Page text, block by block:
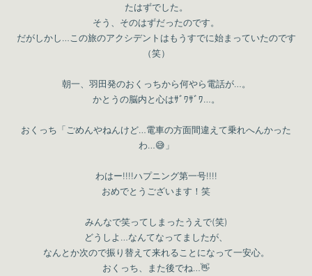
たはずでした。
そう、そのはずだったのです。
だがしかし…この旅のアクシデントはもうすでに始まっていたのです
（笑）
朝一、羽田発のおくっちから何やら電話が…。
かとうの脳内と心はｻﾞﾜｻﾞﾜ…。
おくっち「ごめんやねんけど…電車の方面間違えて乗れへんかった
わ…😅」
わはー!!!!ハプニング第一号!!!!
おめでとうございます！笑
みんなで笑ってしまったうえで(笑)
どうしよ…なんてなってましたが、
なんとか次ので振り替えて来れることになって一安心。
おくっち、また後でね…👋